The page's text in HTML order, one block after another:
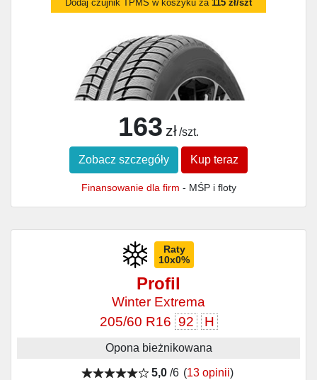
Dodaj czujnik TPMS w koszyku za 115 zł/szt
163 zł /szt.
Zobacz szczegóły Kup teraz
Finansowanie dla firm - MŚP i floty
Raty
10x0%
Profil
Winter Extrema
205/60 R16 92 H
Opona bieżnikowana
5,0/6 (13 opinii)